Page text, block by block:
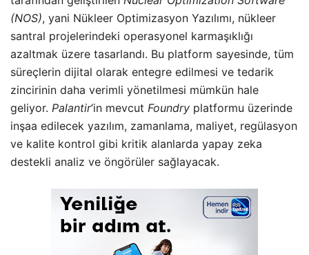
(NOS), yani Nükleer Optimizasyon Yazılımı, nükleer
santral projelerindeki operasyonel karmaşıklığı
azaltmak üzere tasarlandı. Bu platform sayesinde, tüm
süreçlerin dijital olarak entegre edilmesi ve tedarik
zincirinin daha verimli yönetilmesi mümkün hale
geliyor. Palantir‘in mevcut Foundry platformu üzerinde
inşaa edilecek yazılım, zamanlama, maliyet, regülasyon
ve kalite kontrol gibi kritik alanlarda yapay zeka
destekli analiz ve öngörüler sağlayacak.